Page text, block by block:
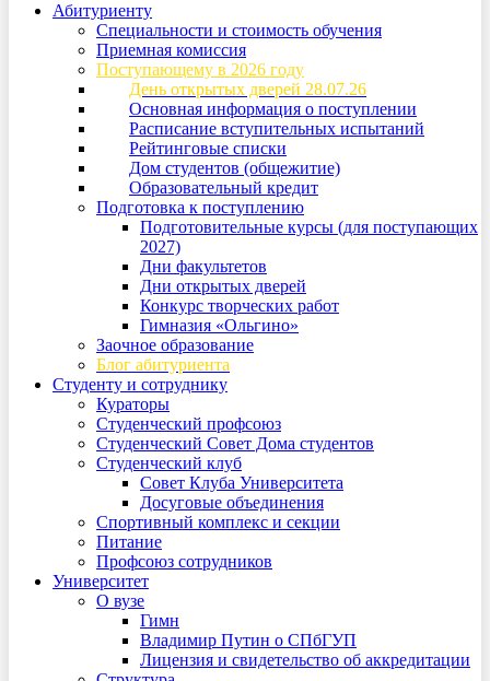
Абитуриенту
Специальности и стоимость обучения
Приемная комиссия
Поступающему в 2026 году
День открытых дверей 28.07.26
Основная информация о поступлении
Расписание вступительных испытаний
Рейтинговые списки
Дом студентов (общежитие)
Образовательный кредит
Подготовка к поступлению
Подготовительные курсы (для поступающих
2027)
Дни факультетов
Дни открытых дверей
Конкурс творческих работ
Гимназия «Ольгино»
Заочное образование
Блог абитуриента
Студенту и сотруднику
Кураторы
Студенческий профсоюз
Студенческий Совет Дома студентов
Студенческий клуб
Совет Клуба Университета
Досуговые объединения
Спортивный комплекс и секции
Питание
Профсоюз сотрудников
Университет
О вузе
Гимн
Владимир Путин о СПбГУП
Лицензия и свидетельство об аккредитации